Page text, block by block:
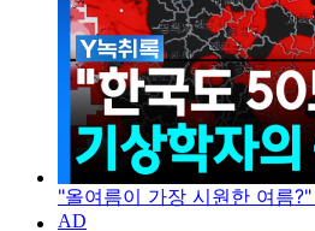
"올여름이 가장 시원한 여름